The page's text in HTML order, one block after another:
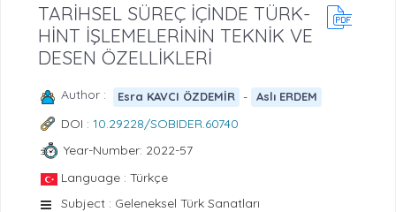
TARİHSEL SÜREÇ İÇİNDE TÜRK-
HİNT İŞLEMELERİNİN TEKNİK VE
DESEN ÖZELLİKLERİ
Author : Esra KAVCI ÖZDEMİR - Aslı ERDEM
DOI : 10.29228/SOBIDER.60740
Year-Number: 2022-57
Language : Türkçe
Subject : Geleneksel Türk Sanatları